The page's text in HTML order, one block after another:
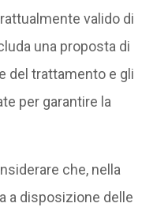
valido di
una proposta di
del trattamento e gli
per garantire la
che, nella
a disposizione delle